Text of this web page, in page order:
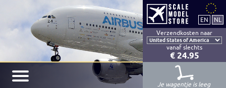
Verzendkosten naar
vanaf slechts
€ 24.95
Je wagentje is leeg